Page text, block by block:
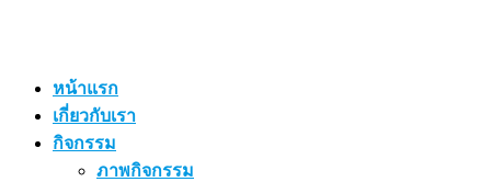
หน้าแรก
เกี่ยวกับเรา
กิจกรรม
ภาพกิจกรรม